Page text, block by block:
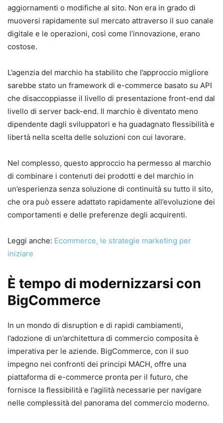
aggiornamenti o modifiche al sito. Non era in grado di
muoversi rapidamente sul mercato attraverso il suo canale
digitale e le operazioni, così come l’innovazione, erano
costose.
L’agenzia del marchio ha stabilito che l’approccio migliore
sarebbe stato un framework di e-commerce basato su API
che disaccoppiasse il livello di presentazione front-end dal
livello di server back-end. Il marchio è diventato meno
dipendente dagli sviluppatori e ha guadagnato flessibilità e
libertà nella scelta delle soluzioni con cui lavorare.
Nel complesso, questo approccio ha permesso al marchio
di combinare i contenuti dei prodotti e del marchio in
un’esperienza senza soluzione di continuità su tutto il sito,
che ora può essere adattato rapidamente all’evoluzione dei
comportamenti e delle preferenze degli acquirenti.
Leggi anche: Ecommerce, le strategie marketing per
iniziare
È tempo di modernizzarsi con
BigCommerce
In un mondo di disruption e di rapidi cambiamenti,
l’adozione di un’architettura di commercio composita è
imperativa per le aziende. BigCommerce, con il suo
impegno nei confronti dei principi MACH, offre una
piattaforma di e-commerce pronta per il futuro, che
fornisce la flessibilità e l’agilità necessarie per navigare
nelle complessità del panorama del commercio moderno.